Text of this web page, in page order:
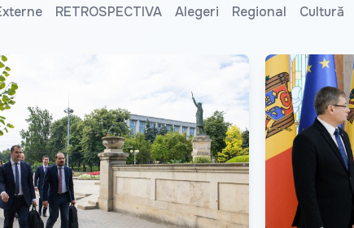
RETROSPECTIVA Alegeri Regional Cultură